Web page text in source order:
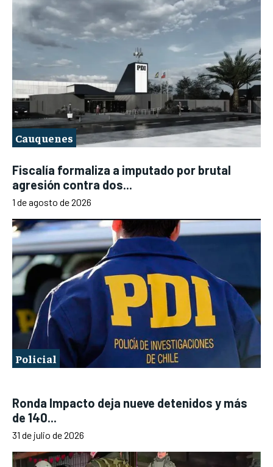
Cauquenes
Fiscalía formaliza a imputado por brutal
agresión contra dos...
1 de agosto de 2026
Policial
Ronda Impacto deja nueve detenidos y más
de 140...
31 de julio de 2026